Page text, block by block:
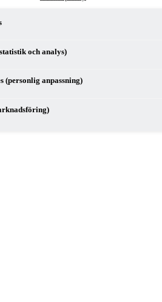
kap 4 § står det:
organisation och förvaltning av
skall fortlöpande bedöma
moderbolag i en koncern, koncernens
uppgifter delegeras till en eller
eller till andra, ska styrelsen handla
kontrollera om delegationen kan
uttömmande men kortfattat
är ansvarig för i princip allt. Det
allt. Men när styrelsen delegerar
upp att dessa åtaganden hanteras på
dela in styrelsens huvudsakliga
och analys)
(personlig anpassning)